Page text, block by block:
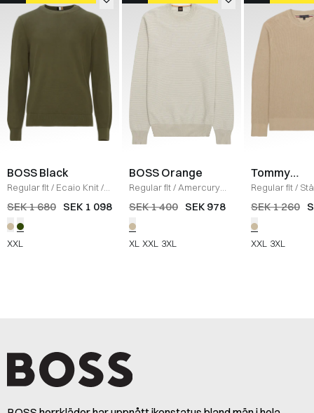
BOSS Black
Regular fit/ Ecaio Knit/
OLIVEN
SEK 1 680 SEK 1 098
XXL
BOSS Orange
Regular fit/ Amercury
Strik
BEIGE
SEK 1 400 SEK 978
XL XXL 3XL
Tommy
Hilfiger
Regular fit/
Struktur Stick
/
SEK 1 260
XXL 3XL